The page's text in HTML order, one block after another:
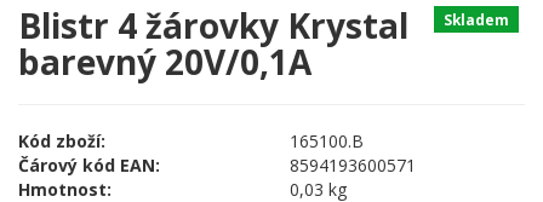
Skladem
Blistr 4 žárovky Krystal
barevný 20V/0,1A
Kód zboží:
165100.B
Čárový kód EAN:
8594193600571
Hmotnost:
0,03 kg